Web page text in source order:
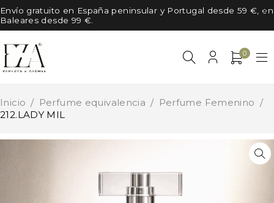
Envío gratuito en España peninsular y Portugal desde 59 €, en
Baleares desde 99 €.
0
Inicio / Perfume equivalencia / Perfume Femenino /
212.LADY MIL